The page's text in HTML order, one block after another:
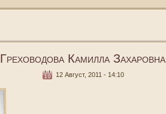
Греховодова Камилла Захаровна
12 Август, 2011 - 14:10